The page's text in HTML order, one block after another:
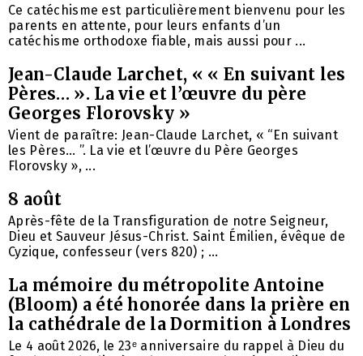
Ce catéchisme est particulièrement bienvenu pour les
parents en attente, pour leurs enfants d’un
catéchisme orthodoxe fiable, mais aussi pour ...
Jean-Claude Larchet, « « En suivant les
Pères… ». La vie et l’œuvre du père
Georges Florovsky »
Vient de paraître: Jean-Claude Larchet, « “En suivant
les Pères… ”. La vie et l’œuvre du Père Georges
Florovsky », ...
8 août
Après-fête de la Transfiguration de notre Seigneur,
Dieu et Sauveur Jésus-Christ. Saint Émilien, évêque de
Cyzique, confesseur (vers 820) ; ...
La mémoire du métropolite Antoine
(Bloom) a été honorée dans la prière en
la cathédrale de la Dormition à Londres
Le 4 août 2026, le 23ᵉ anniversaire du rappel à Dieu du